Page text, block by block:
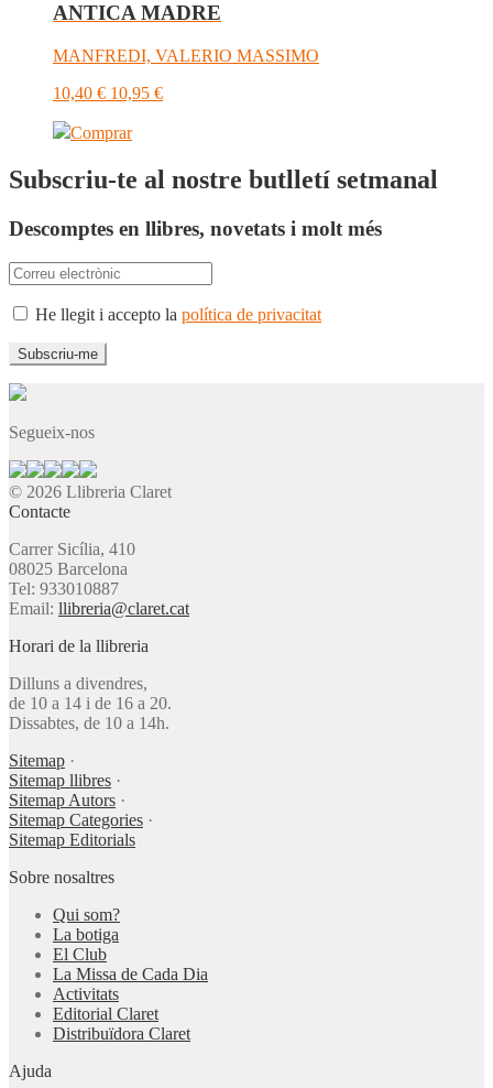
ANTICA MADRE
MANFREDI, VALERIO MASSIMO
10,40 € 10,95 €
Comprar
Subscriu-te al nostre butlletí setmanal
Descomptes en llibres, novetats i molt més
He llegit i accepto la política de privacitat
Segueix-nos
© 2026 Llibreria Claret
Contacte
Carrer Sicília, 410
08025 Barcelona
Tel: 933010887
Email: llibreria@claret.cat
Horari de la llibreria
Dilluns a divendres,
de 10 a 14 i de 16 a 20.
Dissabtes, de 10 a 14h.
Sitemap ·
Sitemap llibres ·
Sitemap Autors ·
Sitemap Categories ·
Sitemap Editorials
Sobre nosaltres
Qui som?
La botiga
El Club
La Missa de Cada Dia
Activitats
Editorial Claret
Distribuïdora Claret
Ajuda